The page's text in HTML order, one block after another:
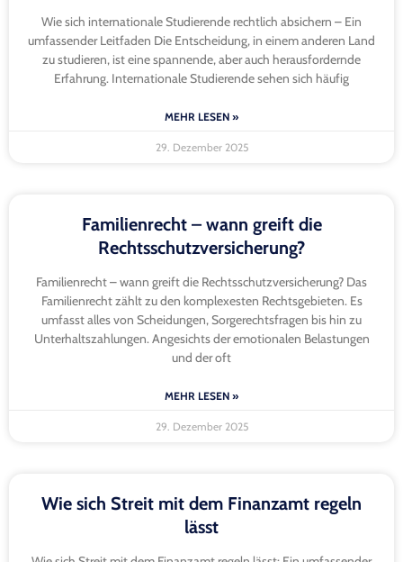
Wie sich internationale Studierende rechtlich absichern – Ein
umfassender Leitfaden Die Entscheidung, in einem anderen Land
zu studieren, ist eine spannende, aber auch herausfordernde
Erfahrung. Internationale Studierende sehen sich häufig
MEHR LESEN »
29. Dezember 2025
Familienrecht – wann greift die
Rechtsschutzversicherung?
Familienrecht – wann greift die Rechtsschutzversicherung? Das
Familienrecht zählt zu den komplexesten Rechtsgebieten. Es
umfasst alles von Scheidungen, Sorgerechtsfragen bis hin zu
Unterhaltszahlungen. Angesichts der emotionalen Belastungen
und der oft
MEHR LESEN »
29. Dezember 2025
Wie sich Streit mit dem Finanzamt regeln
lässt